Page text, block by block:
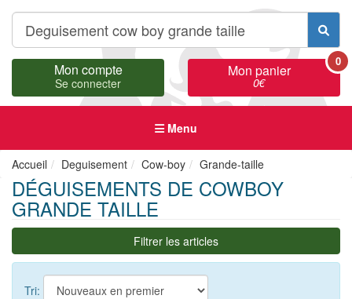
Mon compte
Se connecter
Mon panier
0€
0
Menu
Accueil Deguisement Cow-boy Grande-taille
DÉGUISEMENTS DE COWBOY
GRANDE TAILLE
Filtrer les articles
Tri: